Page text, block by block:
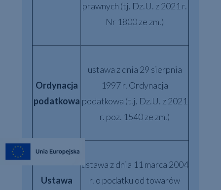
prawnych (tj. Dz.U. z 2021 r.
Nr 1800 ze zm.)
Ordynacja
podatkowa
ustawa z dnia 29 sierpnia
1997 r. Ordynacja
podatkowa (t.j. Dz.U. z 2021
r. poz. 1540 ze zm.)
Ustawa
ustawa z dnia 11 marca 2004
r. o podatku od towarów